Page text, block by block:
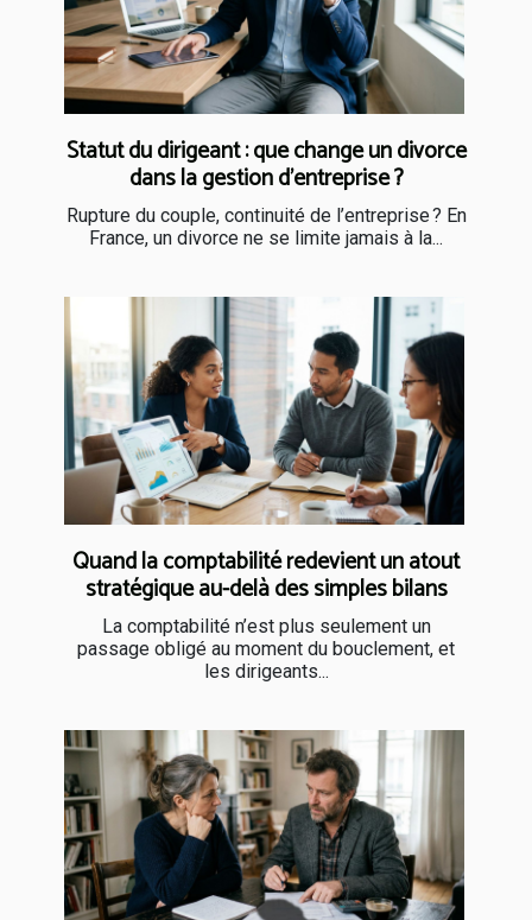
Statut du dirigeant : que change un divorce
dans la gestion d’entreprise ?
Rupture du couple, continuité de l’entreprise ? En
France, un divorce ne se limite jamais à la...
Quand la comptabilité redevient un atout
stratégique au-delà des simples bilans
La comptabilité n’est plus seulement un
passage obligé au moment du bouclement, et
les dirigeants...